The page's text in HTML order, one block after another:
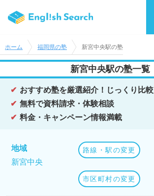
ホーム 福岡県の塾 新宮中央駅の塾
新宮中央駅の塾一覧
おすすめ塾を厳選紹介！じっくり比較
無料で資料請求・体験相談
料金・キャンペーン情報満載
地域
新宮中央
路線・駅の変更
市区町村の変更